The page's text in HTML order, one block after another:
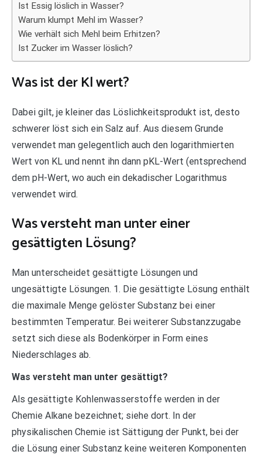
Ist Essig löslich in Wasser?
Warum klumpt Mehl im Wasser?
Wie verhält sich Mehl beim Erhitzen?
Ist Zucker im Wasser löslich?
Was ist der Kl wert?
Dabei gilt, je kleiner das Löslichkeitsprodukt ist, desto
schwerer löst sich ein Salz auf. Aus diesem Grunde
verwendet man gelegentlich auch den logarithmierten
Wert von KL und nennt ihn dann pKL-Wert (entsprechend
dem pH-Wert, wo auch ein dekadischer Logarithmus
verwendet wird.
Was versteht man unter einer
gesättigten Lösung?
Man unterscheidet gesättigte Lösungen und
ungesättigte Lösungen. 1. Die gesättigte Lösung enthält
die maximale Menge gelöster Substanz bei einer
bestimmten Temperatur. Bei weiterer Substanzzugabe
setzt sich diese als Bodenkörper in Form eines
Niederschlages ab.
Was versteht man unter gesättigt?
Als gesättigte Kohlenwasserstoffe werden in der
Chemie Alkane bezeichnet; siehe dort. In der
physikalischen Chemie ist Sättigung der Punkt, bei der
die Lösung einer Substanz keine weiteren Komponenten